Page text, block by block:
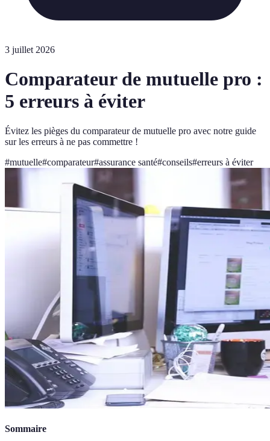
3 juillet 2026
Comparateur de mutuelle pro :
5 erreurs à éviter
Évitez les pièges du comparateur de mutuelle pro avec notre guide
sur les erreurs à ne pas commettre !
#mutuelle#comparateur#assurance santé#conseils#erreurs à éviter
Sommaire